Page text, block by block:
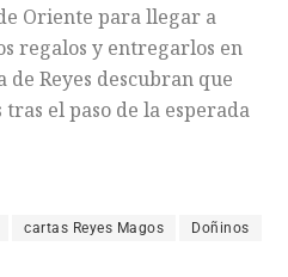
Oriente para llegar a
regalos y entregarlos en
de Reyes descubran que
el paso de la esperada
cartas Reyes Magos Doñinos